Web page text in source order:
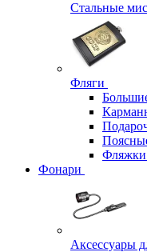
Стальные
Фляги
Фляжки
Фонари
Аксессуары